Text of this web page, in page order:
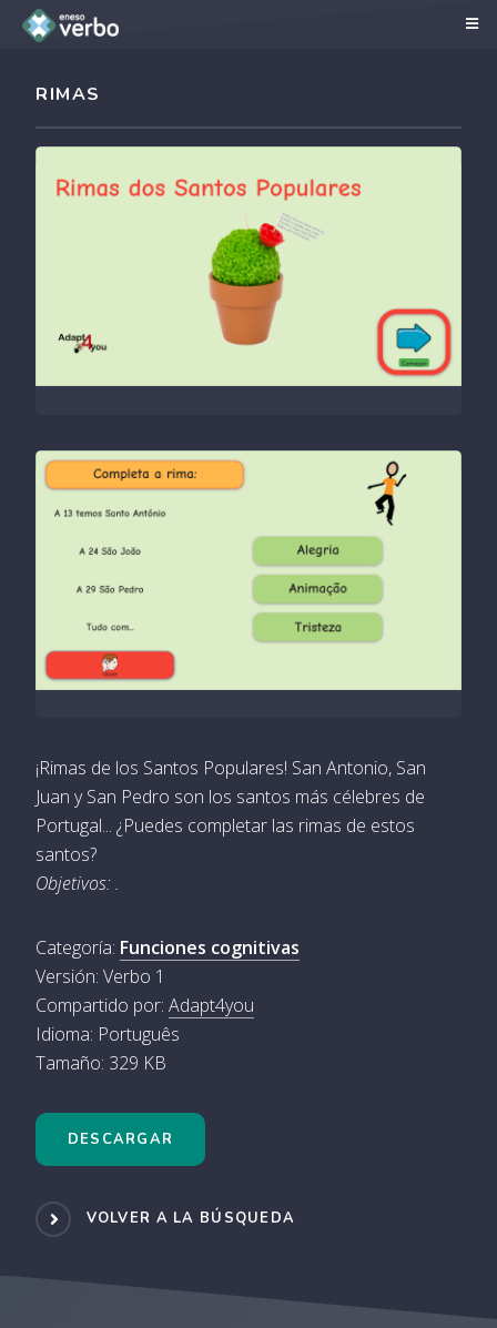
RIMAS
¡Rimas de los Santos Populares! San Antonio, San
Juan y San Pedro son los santos más célebres de
Portugal... ¿Puedes completar las rimas de estos
santos?
Objetivos: .
Categoría: Funciones cognitivas
Versión: Verbo 1
Compartido por: Adapt4you
Idioma: Português
Tamaño: 329 KB
DESCARGAR
VOLVER A LA BÚSQUEDA